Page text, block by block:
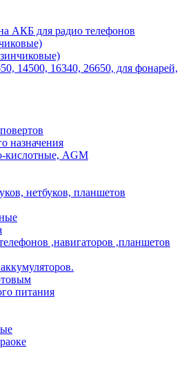
АКБ для радио телефонов
14500, 16340, 26650, для фонарей,
назначения
кислотные, AGM
нетбуков, планшетов
,навигаторов ,планшетов
питания